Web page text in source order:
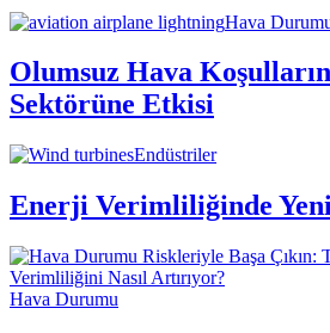
Hava
Olumsuz Hava
Sektörüne Etkisi
Endüstriler
Enerji Verimliliğinde
Hava Durumu